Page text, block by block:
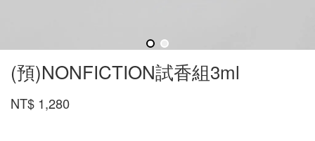
(預)NONFICTION試香組3ml
NT$ 1,280